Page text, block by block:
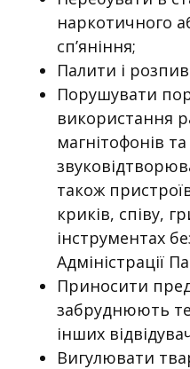
наркотичного
сп’яніння;
Палити і
Порушувати
використання
магнітофонів
також
криків, співу,
інструментах
Адміністрації
Приносити
забруднюють
інших
Вигулювати